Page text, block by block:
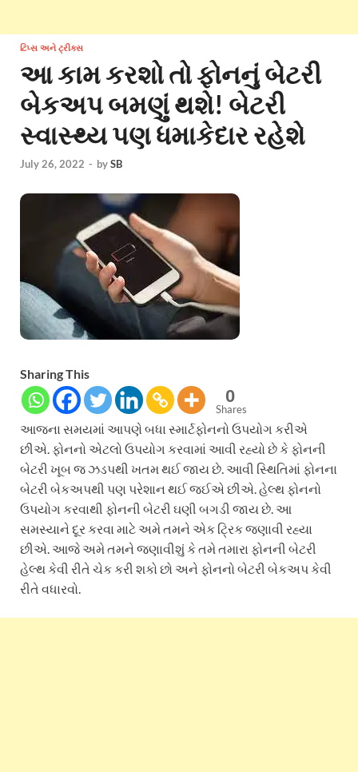
ટિપ્સ અને ટ્રીક્સ
આ કામ કરશો તો ફોનનું બેટરી
બેકઅપ બમણું થશે! બેટરી
સ્વાસ્થ્ય પણ ધમાકેદાર રહેશે
July 26, 2022 - bySB
Sharing This
0
Shares
આજના સમયમાં આપણે બધા સ્માર્ટફોનનો ઉપયોગ કરીએ
છીએ. ફોનનો એટલો ઉપયોગ કરવામાં આવી રહ્યો છે કે ફોનની
બેટરી ખૂબ જ ઝડપથી ખતમ થઈ જાય છે. આવી સ્થિતિમાં ફોનના
બેટરી બેકઅપથી પણ પરેશાન થઈ જઈએ છીએ. હેલ્થ ફોનનો
ઉપયોગ કરવાથી ફોનની બેટરી ઘણી બગડી જાય છે. આ
સમસ્યાને દૂર કરવા માટે અમે તમને એક ટ્રિક જણાવી રહ્યા
છીએ. આજે અમે તમને જણાવીશું કે તમે તમારા ફોનની બેટરી
હેલ્થ કેવી રીતે ચેક કરી શકો છો અને ફોનનો બેટરી બેકઅપ કેવી
રીતે વધારવો.